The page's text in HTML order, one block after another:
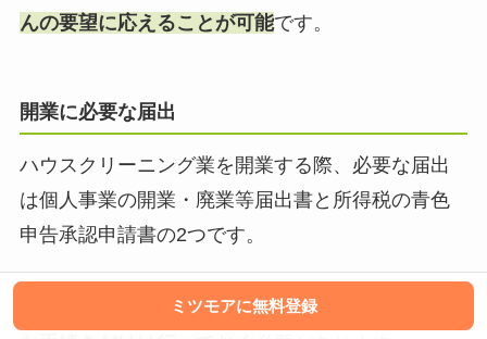
んの要望に応えることが可能です。
開業に必要な届出
ハウスクリーニング業を開業する際、必要な届出
は個人事業の開業・廃業等届出書と所得税の青色
申告承認申請書の2つです。
特別な許認可は不要ですが、税金に関する基本的
ミツモアに無料登録